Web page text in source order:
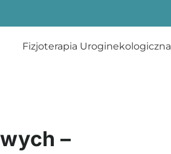
Fizjoterapia Uroginekologiczna
–